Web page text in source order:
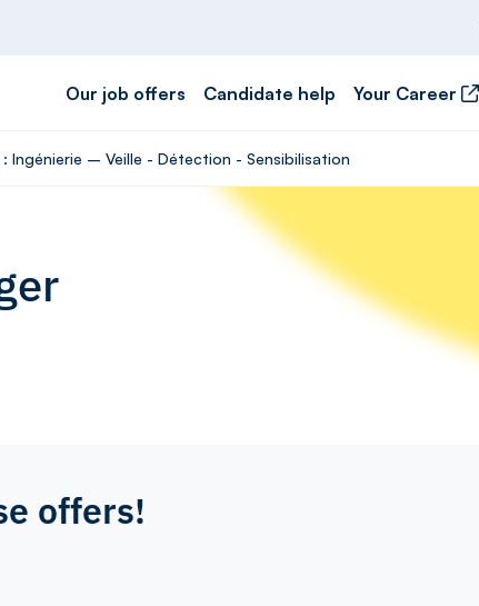
Our job offers Candidate help Your Career
Ingénierie – Veille - Détection - Sensibilisation
offers!